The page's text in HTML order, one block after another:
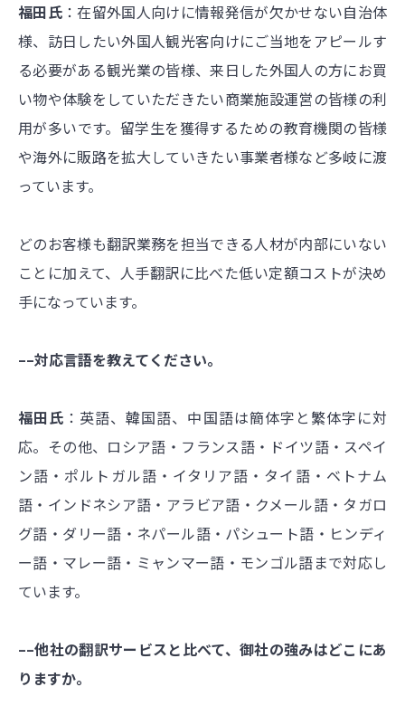
福田氏 ：在留外国人向けに情報発信が欠かせない自治体
様、訪日したい外国人観光客向けにご当地をアピールす
る必要がある観光業の皆様、来日した外国人の方にお買
い物や体験をしていただきたい商業施設運営の皆様の利
用が多いです。留学生を獲得するための教育機関の皆様
や海外に販路を拡大していきたい事業者様など多岐に渡
っています。
どのお客様も翻訳業務を担当できる人材が内部にいない
ことに加えて、人手翻訳に比べた低い定額コストが決め
手になっています。
––対応言語を教えてください。
福田氏 ：英語、韓国語、中国語は簡体字と繁体字に対
応。その他、ロシア語・フランス語・ドイツ語・スペイ
ン語・ポルトガル語・イタリア語・タイ語・ベトナム
語・インドネシア語・アラビア語・クメール語・タガロ
グ語・ダリー語・ネパール語・パシュート語・ヒンディ
ー語・マレー語・ミャンマー語・モンゴル語まで対応し
ています。
––他社の翻訳サービスと比べて、御社の強みはどこにあ
りますか。